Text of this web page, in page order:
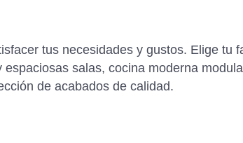
tus necesidades y gustos. Elige tu
salas, cocina moderna
de acabados de calidad.